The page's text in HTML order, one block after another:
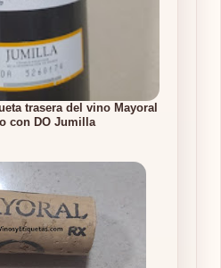
trasera del vino Mayoral
con DO Jumilla